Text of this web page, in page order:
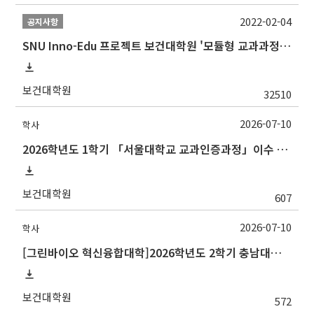
공지사항
SNU Inno-Edu 프로젝트 보건대학원 '모듈형 교과과정' 안내(revised 2022/2/28)
보건대학원 32510
2022-02-04
학사
2026학년도 1학기 「서울대학교 교과인증과정」이수 신청 안내
보건대학원 607
2026-07-10
학사
[그린바이오 혁신융합대학]2026학년도 2학기 충남대학교 교류 수학 안내
보건대학원 572
2026-07-10